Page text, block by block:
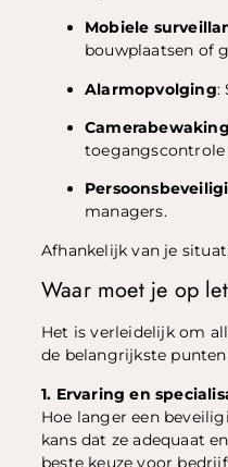
Mobiele
bouwplaatsen of
Alarmopvolging:
toegangscontrole
managers.
Afhankelijk van je
Waar moet je op
Het is verleidelijk om
de belangrijkste
1. Ervaring en
Hoe langer een
kans dat ze adequaat
beste keuze voor